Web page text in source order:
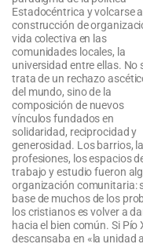
Estadocéntrica y volcarse
construcción de
vida colectiva en las
comunidades locales, la
universidad entre ellas. No
trata de un rechazo
del mundo, sino de la
composición de nuevos
vínculos fundados en
solidaridad, reciprocidad y
generosidad. Los barrios,
profesiones, los espacios
trabajo y estudio fueron
organización comunitaria:
base de muchos de los
los cristianos es volver a
hacia el bien común. Si
descansaba en «la unidad